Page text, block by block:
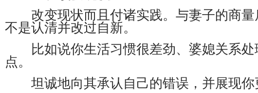
改变现状而且付诸实践。与妻子的商量
不是认清并改过自新。
比如说你生活习惯很差劲、婆媳关系处
点。
坦诚地向其承认自己的错误，并展现你